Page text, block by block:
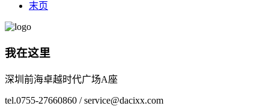
末页
我在这里
深圳前海卓越时代广场A座
tel.0755-27660860 / service@dacixx.com